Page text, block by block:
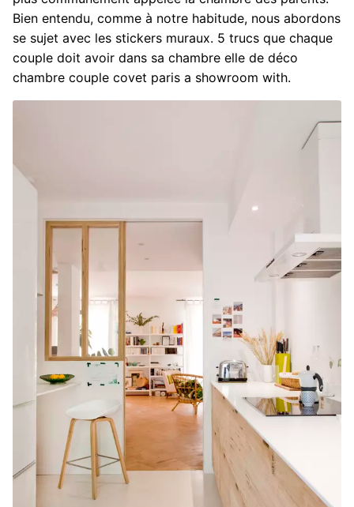
Bien entendu, comme à notre habitude, nous abordons
se sujet avec les stickers muraux. 5 trucs que chaque
couple doit avoir dans sa chambre elle de déco
chambre couple covet paris a showroom with.